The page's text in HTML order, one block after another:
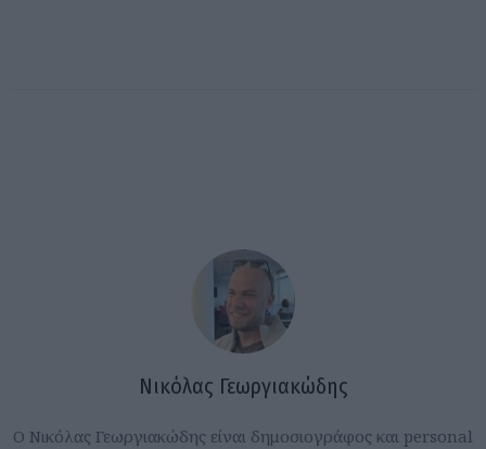
Νικόλας Γεωργιακώδης
Ο Νικόλας Γεωργιακώδης είναι δημοσιογράφος και personal